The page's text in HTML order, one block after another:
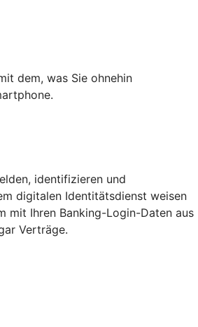
dem, was Sie ohnehin
identifizieren und
digitalen Identitätsdienst weisen
mit Ihren Banking-Login-Daten aus
Verträge.